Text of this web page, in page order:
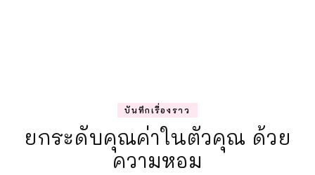
บันทึกเรื่องราว
ยกระดับคุณค่าในตัวคุณ ด้วย
ความหอม